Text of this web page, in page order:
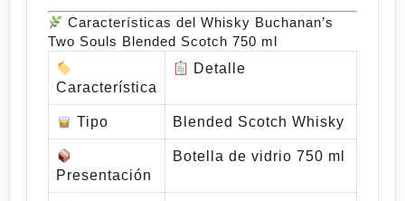
Características del Whisky Buchanan’s
Two Souls Blended Scotch 750 ml
Característica
Detalle
Tipo Blended Scotch Whisky
Presentación
Botella de vidrio 750 ml